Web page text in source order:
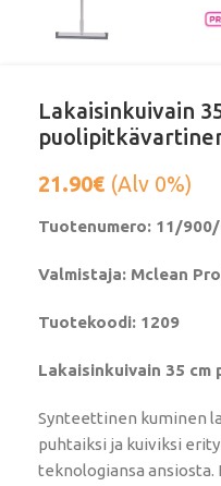
Lakaisinkuivain
21.90€ (Alv 0%)
Tuotenumero: 11/
Valmistaja: Mclean
Tuotekoodi: 1209
Lakaisinkuivain 35
Synteettinen kuminen
puhtaiksi ja kuiviksi
teknologiansa ansiosta.